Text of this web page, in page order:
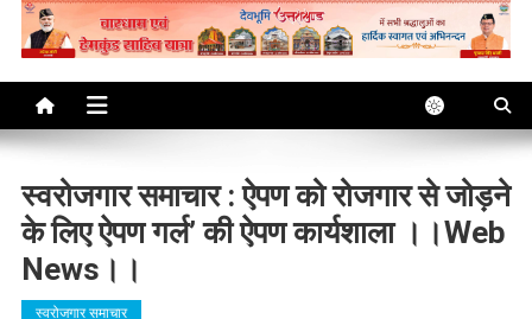
स्वरोजगार समाचार : ऐपण को रोजगार से जोड़ने
के लिए ऐपण गर्ल’ की ऐपण कार्यशाला ।।web
News।।
स्वरोजगार समाचार